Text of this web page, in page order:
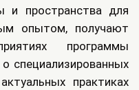
и пространства для
опытом, получают
программы
специализированных
практиках